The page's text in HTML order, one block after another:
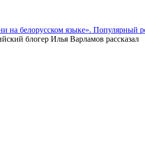
на белорусском языке». Популярный
блогер Илья Варламов рассказал